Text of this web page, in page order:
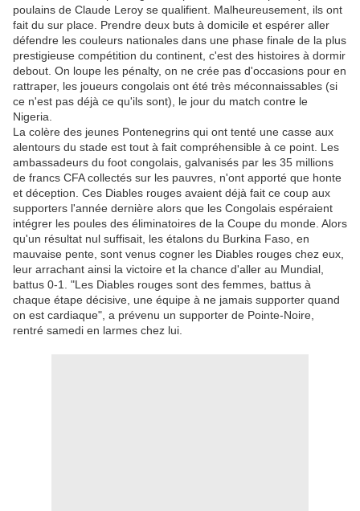
poulains de Claude Leroy se qualifient. Malheureusement, ils ont
fait du sur place. Prendre deux buts à domicile et espérer aller
défendre les couleurs nationales dans une phase finale de la plus
prestigieuse compétition du continent, c'est des histoires à dormir
debout. On loupe les pénalty, on ne crée pas d'occasions pour en
rattraper, les joueurs congolais ont été très méconnaissables (si
ce n'est pas déjà ce qu'ils sont), le jour du match contre le
Nigeria.
La colère des jeunes Pontenegrins qui ont tenté une casse aux
alentours du stade est tout à fait compréhensible à ce point. Les
ambassadeurs du foot congolais, galvanisés par les 35 millions
de francs CFA collectés sur les pauvres, n'ont apporté que honte
et déception. Ces Diables rouges avaient déjà fait ce coup aux
supporters l'année dernière alors que les Congolais espéraient
intégrer les poules des éliminatoires de la Coupe du monde. Alors
qu'un résultat nul suffisait, les étalons du Burkina Faso, en
mauvaise pente, sont venus cogner les Diables rouges chez eux,
leur arrachant ainsi la victoire et la chance d'aller au Mundial,
battus 0-1. "Les Diables rouges sont des femmes, battus à
chaque étape décisive, une équipe à ne jamais supporter quand
on est cardiaque", a prévenu un supporter de Pointe-Noire,
rentré samedi en larmes chez lui.